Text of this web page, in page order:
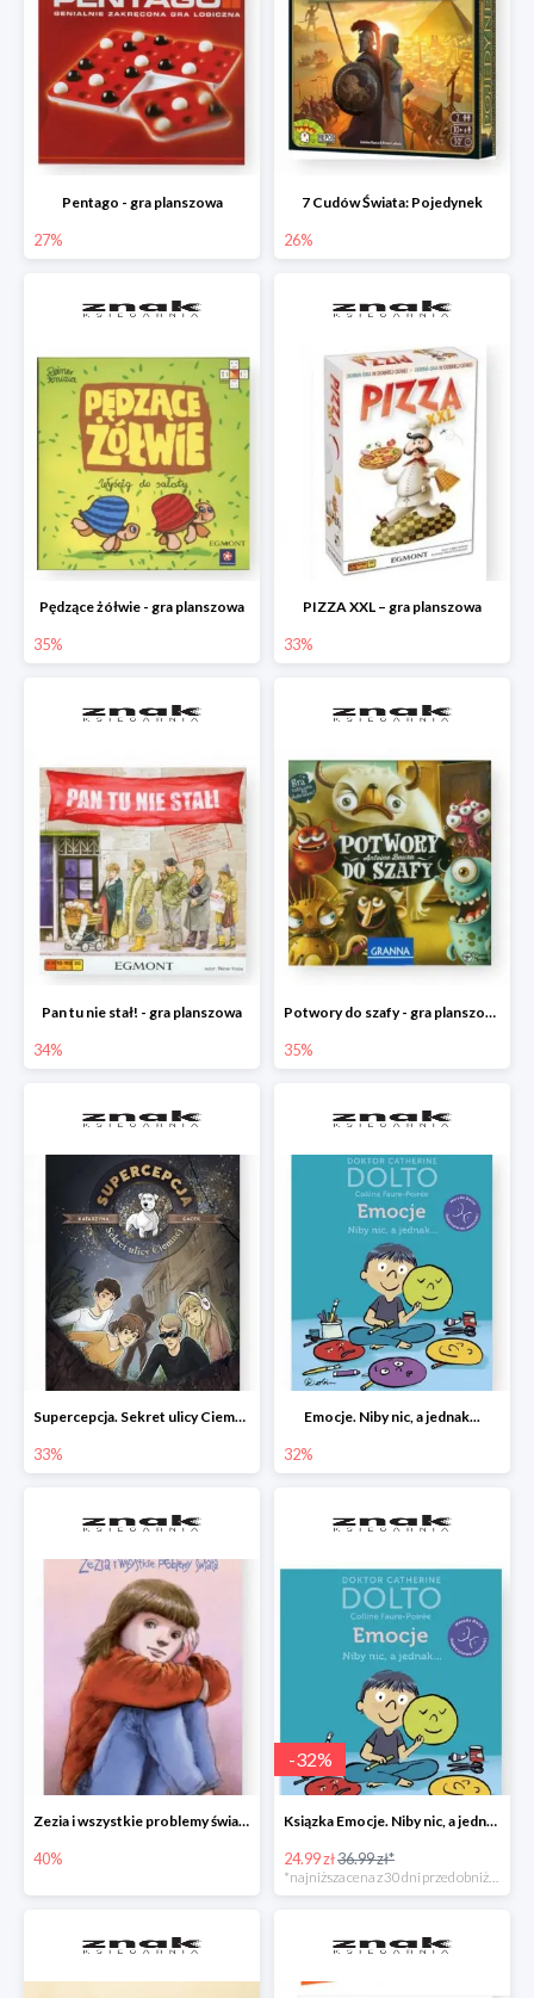
Pentago - gra planszowa
27%
7 Cudów Świata: Pojedynek
26%
Pędzące żółwie - gra planszowa
35%
PIZZA XXL – gra planszowa
33%
Pan tu nie stał! - gra planszowa
34%
Potwory do szafy - gra planszowa
35%
Supercepcja. Sekret ulicy Ciemnej
33%
Emocje. Niby nic, a jednak...
32%
Zezia i wszystkie problemy świata
40%
-32%
Ksiązka Emocje. Niby nic, a jednak... -32%
24.99 zł36.99 zł*
*najniższa cena z 30 dni przed obniżką